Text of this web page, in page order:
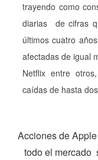
trayendo como
diarias de cifras
últimos cuatro
afectadas de igual
Netflix entre
caídas de hasta
Acciones de
todo el mercado